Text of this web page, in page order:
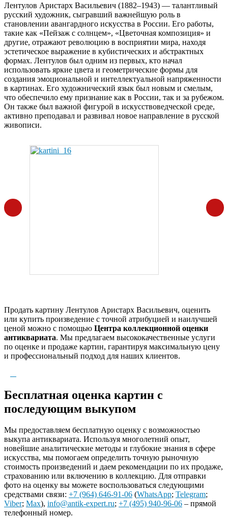
Лентулов Аристарх Васильевич (1882–1943) — талантливый
русский художник, сыгравший важнейшую роль в
становлении авангардного искусства в России. Его работы,
такие как «Пейзаж с солнцем», «Цветочная композиция» и
другие, отражают революцию в восприятии мира, находя
эстетическое выражение в кубистических и абстрактных
формах. Лентулов был одним из первых, кто начал
использовать яркие цвета и геометрические формы для
создания эмоциональной и интеллектуальной напряженности
в картинах. Его художнический язык был новым и смелым,
что обеспечило ему признание как в России, так и за рубежом.
Он также был важной фигурой в искусствоведческой среде,
активно преподавал и развивал новое направление в русской
живописи.
Продать картину Лентулов Аристарх Васильевич, оценить
или купить произведение с точной атрибуцией и наилучшей
ценой можно с помощью Центра коллекционной оценки
антиквариата. Мы предлагаем высококачественные услуги
по оценке и продаже картин, гарантируя максимальную цену
и профессиональный подход для наших клиентов.
Бесплатная оценка картин с
последующим выкупом
Мы предоставляем бесплатную оценку с возможностью
выкупа антиквариата. Используя многолетний опыт,
новейшие аналитические методы и глубокие знания в сфере
искусства, мы помогаем определить точную рыночную
стоимость произведений и даем рекомендации по их продаже,
страхованию или включению в коллекцию. Для отправки
фото на оценку вы можете воспользоваться следующими
средствами связи: +7 (964) 646-91-06 (WhatsApp; Telegram;
Viber; Max), info@antik-expert.ru; +7 (495) 940-96-06 – прямой
телефонный номер.